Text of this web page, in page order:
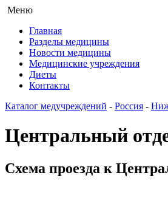
Меню
Главная
Разделы медицины
Новости медицины
Медицинские учреждения
Диеты
Контакты
Каталог медучреждений - Россия -
Центральный
Схема проезда к